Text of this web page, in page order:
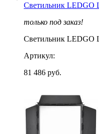
Светильник LEDGO
только под заказ!
Светильник LEDGO
Артикул:
81 486 руб.